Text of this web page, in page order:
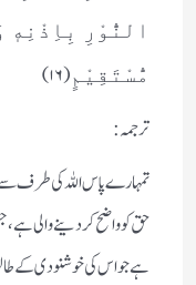
النُّوْرِ بِاِذْنِهٖ
مُّسْتَقِیْمٍ(۱۶)
ترجمہ:
تمہارے پاس اللہ کی طرف
حق کو واضح کر دینے والی ہے،
ہے جو اس کی خوشنودی کے